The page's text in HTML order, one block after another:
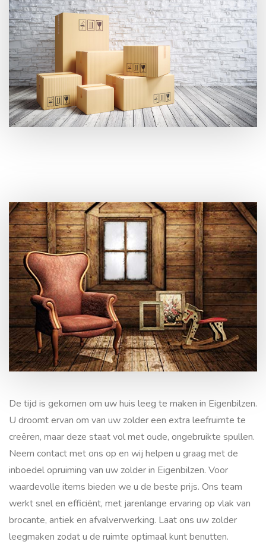
Is uw zolder toe aan een grondige inboedel opruiming in
Eigenbilzen?
Zolder leegmaken en
opruimen in Eigenbilzen
De tijd is gekomen om uw huis leeg te maken in Eigenbilzen.
U droomt ervan om van uw zolder een extra leefruimte te
creëren, maar deze staat vol met oude, ongebruikte spullen.
Neem contact met ons op en wij helpen u graag met de
inboedel opruiming van uw zolder in Eigenbilzen. Voor
waardevolle items bieden we u de beste prijs. Ons team
werkt snel en efficiënt, met jarenlange ervaring op vlak van
brocante, antiek en afvalverwerking. Laat ons uw zolder
leegmaken zodat u de ruimte optimaal kunt benutten.